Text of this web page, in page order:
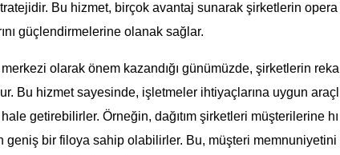
stratejidir. Bu hizmet, birçok avantaj sunarak şirketlerin opera
güçlendirmelerine olanak sağlar.
olarak önem kazandığı günümüzde, şirketlerin reka
Bu hizmet sayesinde, işletmeler ihtiyaçlarına uygun araçl
getirebilirler. Örneğin, dağıtım şirketleri müşterilerine hı
geniş bir filoya sahip olabilirler. Bu, müşteri memnuniyetini